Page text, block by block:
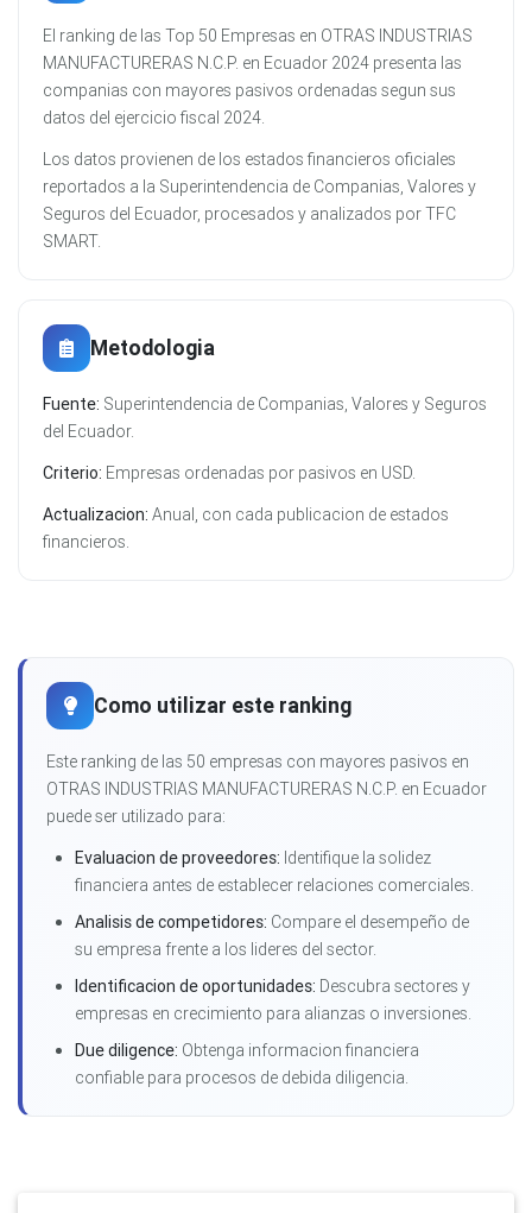
El ranking de las Top 50 Empresas en OTRAS INDUSTRIAS
MANUFACTURERAS N.C.P. en Ecuador 2024 presenta las
companias con mayores pasivos ordenadas segun sus
datos del ejercicio fiscal 2024.
Los datos provienen de los estados financieros oficiales
reportados a la Superintendencia de Companias, Valores y
Seguros del Ecuador, procesados y analizados por TFC
SMART.
Metodologia
Fuente: Superintendencia de Companias, Valores y Seguros
del Ecuador.
Criterio: Empresas ordenadas por pasivos en USD.
Actualizacion: Anual, con cada publicacion de estados
financieros.
Como utilizar este ranking
Este ranking de las 50 empresas con mayores pasivos en
OTRAS INDUSTRIAS MANUFACTURERAS N.C.P. en Ecuador
puede ser utilizado para:
Evaluacion de proveedores: Identifique la solidez
financiera antes de establecer relaciones comerciales.
Analisis de competidores: Compare el desempeño de
su empresa frente a los lideres del sector.
Identificacion de oportunidades: Descubra sectores y
empresas en crecimiento para alianzas o inversiones.
Due diligence: Obtenga informacion financiera
confiable para procesos de debida diligencia.